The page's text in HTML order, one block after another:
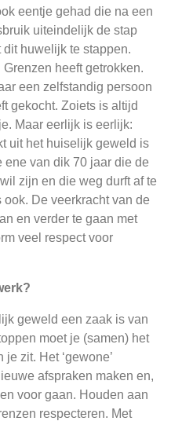
eentje gehad die na een
uiteindelijk de stap
dit huwelijk te stappen.
heeft getrokken.
een zelfstandig persoon
gekocht. Zoiets is altijd
Maar eerlijk is eerlijk:
uit het huiselijk geweld is
ene van dik 70 jaar die de
zijn en die weg durft af te
De veerkracht van de
en verder te gaan met
veel respect voor
geweld een zaak is van
moet je (samen) het
zit. Het ‘gewone’
afspraken maken en,
voor gaan. Houden aan
respecteren. Met